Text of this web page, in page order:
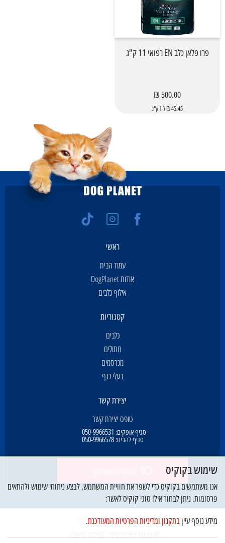
פרו פלאן כלב EN רפואי 11 ק"ג
500.00 ₪
45.45 ₪ ל-1 ק"ג
ראשי
עמוד הבית
אודות DogPlanet
אילוף כלבים
קטגוריות
כלבים
חתולים
מכרסמים
בעלי כנף
יצירת קשר
טופס יצירת קשר
סניף אופקים: 050-9966531
סניף להבים:050-9966578
© כל הזכויות שמורות לדוג פלאנט
תקנון ומדיניות פרטיות הצהרת נגישות
שימוש בקוקיס
אנו משתמשים בקוקיס כדי לשפר את חוויית המשתמש, לבצע ניתוחי שימוש ולהתאים
פרסומות. ניתן לבחור אילו סוגי קוקיס לאשר:
מידע נוסף עייןבתקנון ומדיניות הפרטיות המעודכנת.